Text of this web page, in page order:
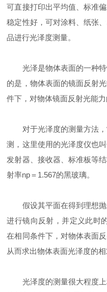
可直接打印出平均值、标准
稳定性好，可对涂料、纸张
品进行光泽度测量。
光泽是物体表面的一种特
的是，物体表面的镜面反射
件下，对物体镜面反射光能力
对于光泽度的测量方法，
测，这里使用的光泽度仪也
发射器、接收器、标准板等
射率np＝1.567的黑玻璃。
假设其平面在得到理想抛
进行镜向反射，并定义此时
在相同条件下，对物体表面
从而求出物体表面光泽度的相
光泽度的测量很大程度上